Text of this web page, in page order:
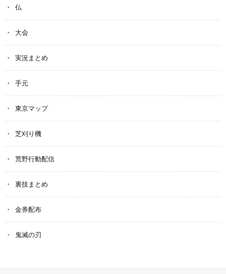
仏
大会
実況まとめ
手元
東京マップ
芝刈り機
荒野行動配信
裏技まとめ
金券配布
鬼滅の刃